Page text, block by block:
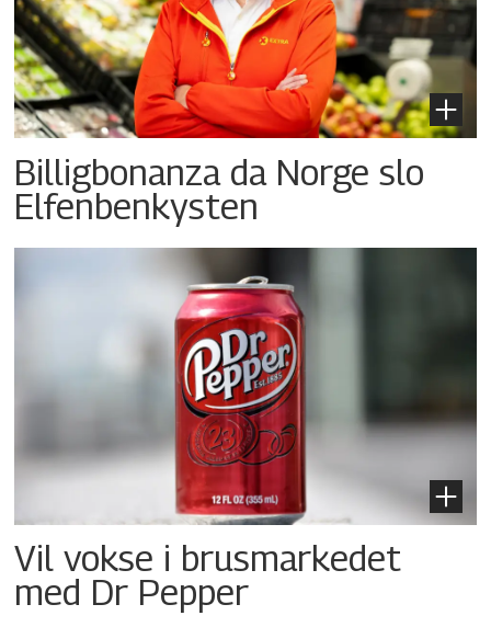
Billigbonanza da Norge slo
Elfenbenkysten
Vil vokse i brusmarkedet
med Dr Pepper